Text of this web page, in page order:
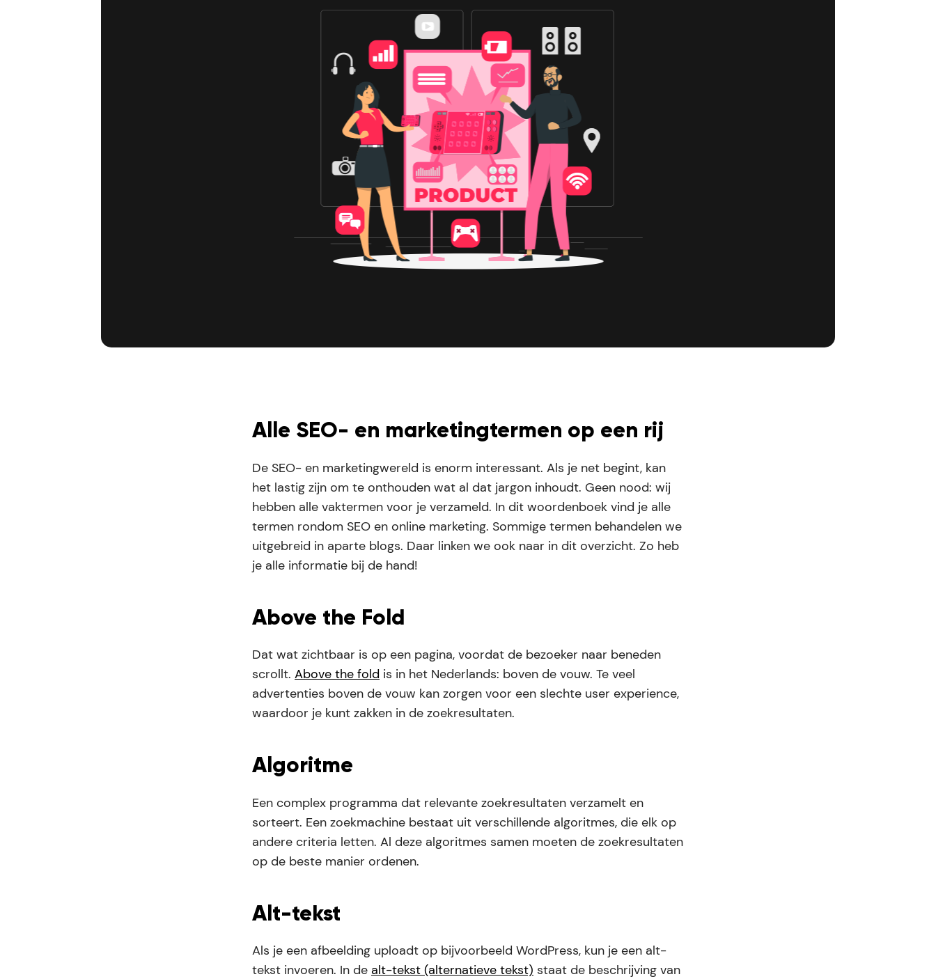
Alle SEO- en marketingtermen op een rij
De SEO- en marketingwereld is enorm interessant. Als je net begint, kan
het lastig zijn om te onthouden wat al dat jargon inhoudt. Geen nood: wij
hebben alle vaktermen voor je verzameld. In dit woordenboek vind je alle
termen rondom SEO en online marketing. Sommige termen behandelen we
uitgebreid in aparte blogs. Daar linken we ook naar in dit overzicht. Zo heb
je alle informatie bij de hand!
Above the Fold
Dat wat zichtbaar is op een pagina, voordat de bezoeker naar beneden
scrollt. Above the fold is in het Nederlands: boven de vouw. Te veel
advertenties boven de vouw kan zorgen voor een slechte user experience,
waardoor je kunt zakken in de zoekresultaten.
Algoritme
Een complex programma dat relevante zoekresultaten verzamelt en
sorteert. Een zoekmachine bestaat uit verschillende algoritmes, die elk op
andere criteria letten. Al deze algoritmes samen moeten de zoekresultaten
op de beste manier ordenen.
Alt-tekst
Als je een afbeelding uploadt op bijvoorbeeld WordPress, kun je een alt-
tekst invoeren. In de alt-tekst (alternatieve tekst) staat de beschrijving van